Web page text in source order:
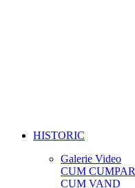
HISTORIC
Galerie Video
CUM CUMPAR
CUM VAND